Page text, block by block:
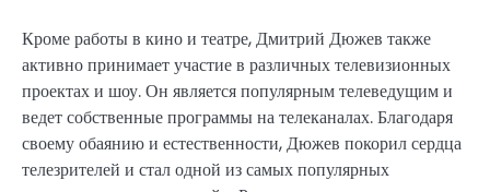
Кроме работы в кино и театре, Дмитрий Дюжев также
активно принимает участие в различных телевизионных
проектах и шоу. Он является популярным телеведущим и
ведет собственные программы на телеканалах. Благодаря
своему обаянию и естественности, Дюжев покорил сердца
телезрителей и стал одной из самых популярных